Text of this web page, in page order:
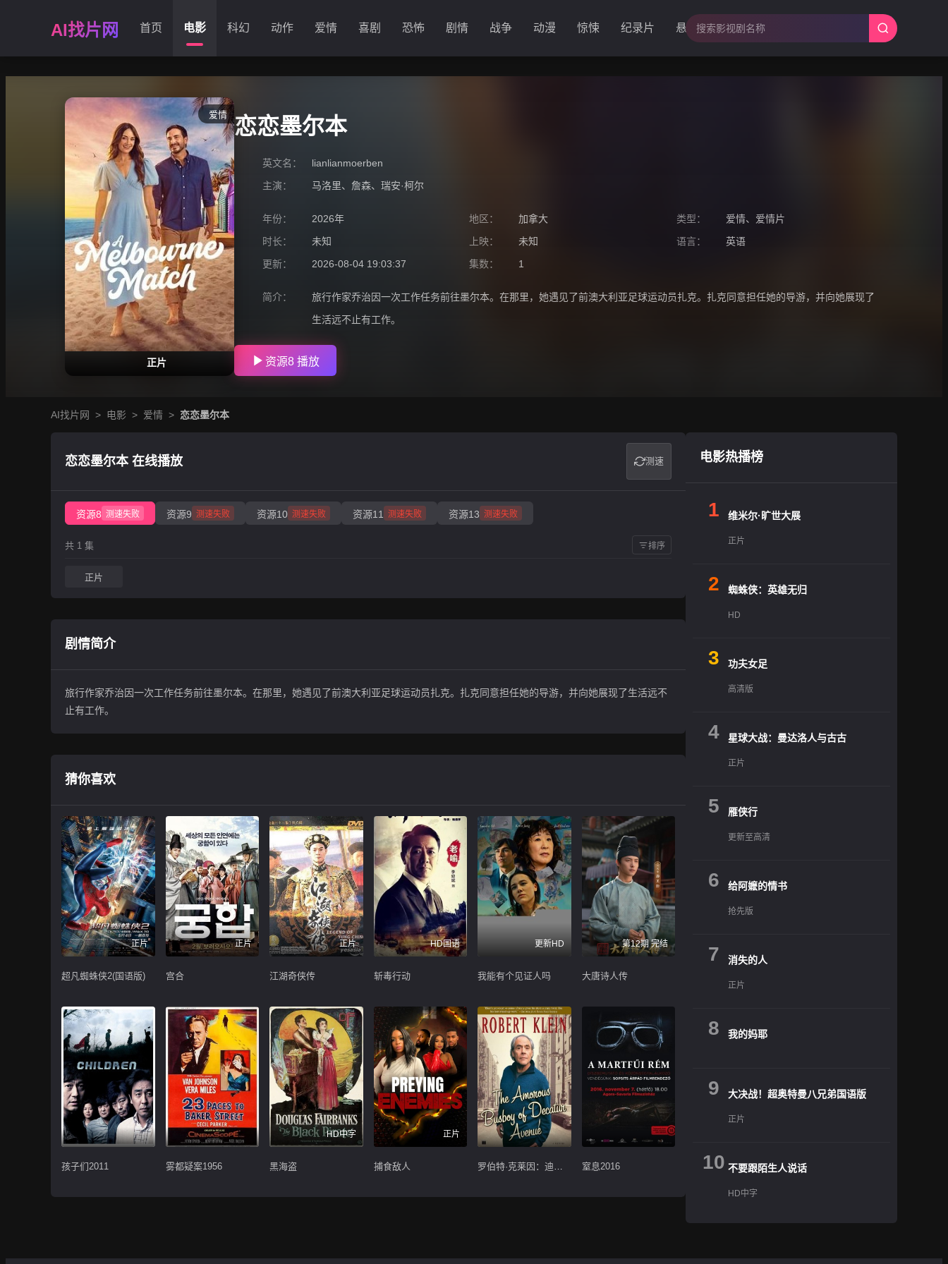
AI找片网 首页 电影 科幻 动作 爱情 喜剧 恐怖 剧情 战争 动漫 惊悚 纪录片 悬疑
爱情
正片
恋恋墨尔本
英文名：
lianlianmoerben
主演：
马洛里、 詹森、 瑞安·柯尔
年份： 2026年 地区： 加拿大 类型： 爱情、 爱情片
时长：
未知 上映： 未知 语言：
英语
更新：
2026-08-04 19:03:37 集数： 1
简介：
旅行作家乔治因一次工作任务前往墨尔本。在那里，她遇见了前澳大利亚足球运动员扎克。扎克同意担任她的导游，并向她展现了
生活远不止有工作。
资源8 播放
AI找片网 > 电影 > 爱情 > 恋恋墨尔本
恋恋墨尔本 在线播放 测速
资源8 测速失败 资源9 测速失败 资源10 测速失败 资源11 测速失败 资源13 测速失败
共 1 集 排序
正片
剧情简介
旅行作家乔治因一次工作任务前往墨尔本。在那里，她遇见了前澳大利亚足球运动员扎克。扎克同意担任她的导游，并向她展现了生活远不
止有工作。
猜你喜欢
正片
超凡蜘蛛侠2(国语版)
正片
宫合
正片
江湖奇侠传
HD国语
斩毒行动
更新HD
我能有个见证人吗
第12期 完结
大唐诗人传
孩子们2011 雾都疑案1956
HD中字
黑海盗
正片
捕食敌人 窒息2016
电影热播榜
1 维米尔·旷世大展
正片
2 蜘蛛侠：英雄无归
HD
3 功夫女足
高清版
4 星球大战：曼达洛人与古古
正片
5 雁侠行
更新至高清
6 给阿嬷的情书
抢先版
7 消失的人
正片
8 我的妈耶
9 大决战！超奥特曼八兄弟国语版
正片
10 不要跟陌生人说话
HD中字